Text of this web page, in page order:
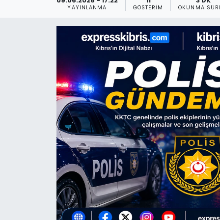
YAYINLANMA GÖSTERIM OKUNMA
KKTC YEREL SEÇİM 2018
Kültür Sanat
Magazin
Nöbetçi Eczaneler
Otomobil Dünyası